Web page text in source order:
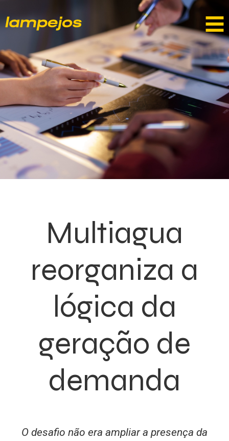
Multiagua
reorganiza a
lógica da
geração de
demanda
O desafio não era ampliar a presença da